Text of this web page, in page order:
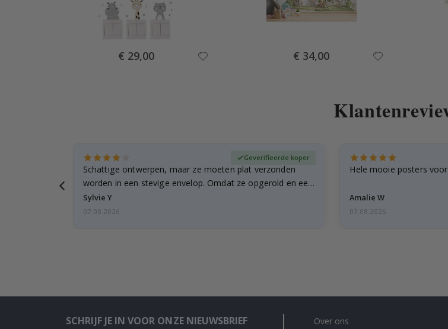
Special
Price
€ 29,00 Special
Price
€ 34,00
Schattige ontwerpen, maar ze moeten plat verzonden
worden in een stevige envelop. Omdat ze opgerold en een
beetje…
Sylvie Y
Geverifieerde koper
07.08.2026
Hele mooie posters
Amalie W
07.08.2026
SCHRIJF JE IN VOOR ONZE NIEUWSBRIEF
Over ons